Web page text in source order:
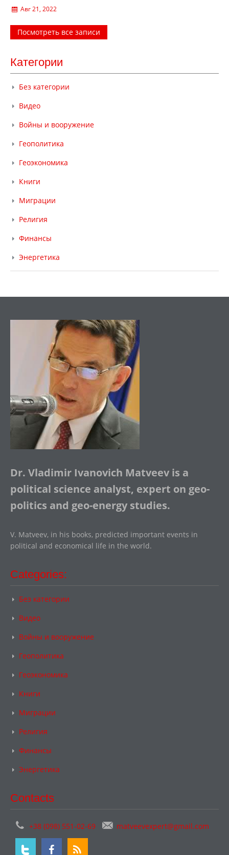
Авг 21, 2022
Посмотреть все записи
Категории
Без категории
Видео
Войны и вооружение
Геополитика
Геоэкономика
Книги
Миграции
Религия
Финансы
Энергетика
Dr. Vladimir Ivanovich Matveev is a
political science analyst, expert on geo-
politics and geo-energy studies.
V. Matveev, in his books, predicted important events in
political and economical life in the world.
Categories:
Без категории
Видео
Войны и вооружение
Геополитика
Геоэкономика
Книги
Миграции
Религия
Финансы
Энергетика
Contacts
+38 (098) 551-02-69 matveevexpert@gmail.com